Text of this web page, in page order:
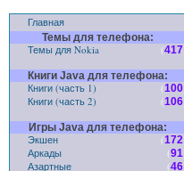
Главная
Темы для телефона:
Темы для Nokia (417
Книги Java для телефона:
Книги (часть 1) (100
Книги (часть 2)
(106
Игры Java для телефона:
Экшен (172
Аркады
(91
Азартные
(46